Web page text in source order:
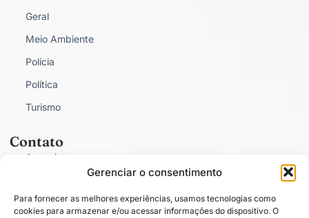
Gerenciar o consentimento
Para fornecer as melhores experiências, usamos tecnologias como
cookies para armazenar e/ou acessar informações do dispositivo. O
Geral
Meio Ambiente
Polícia
Política
Turismo
Contato
Anunciar
Política de Privacidade